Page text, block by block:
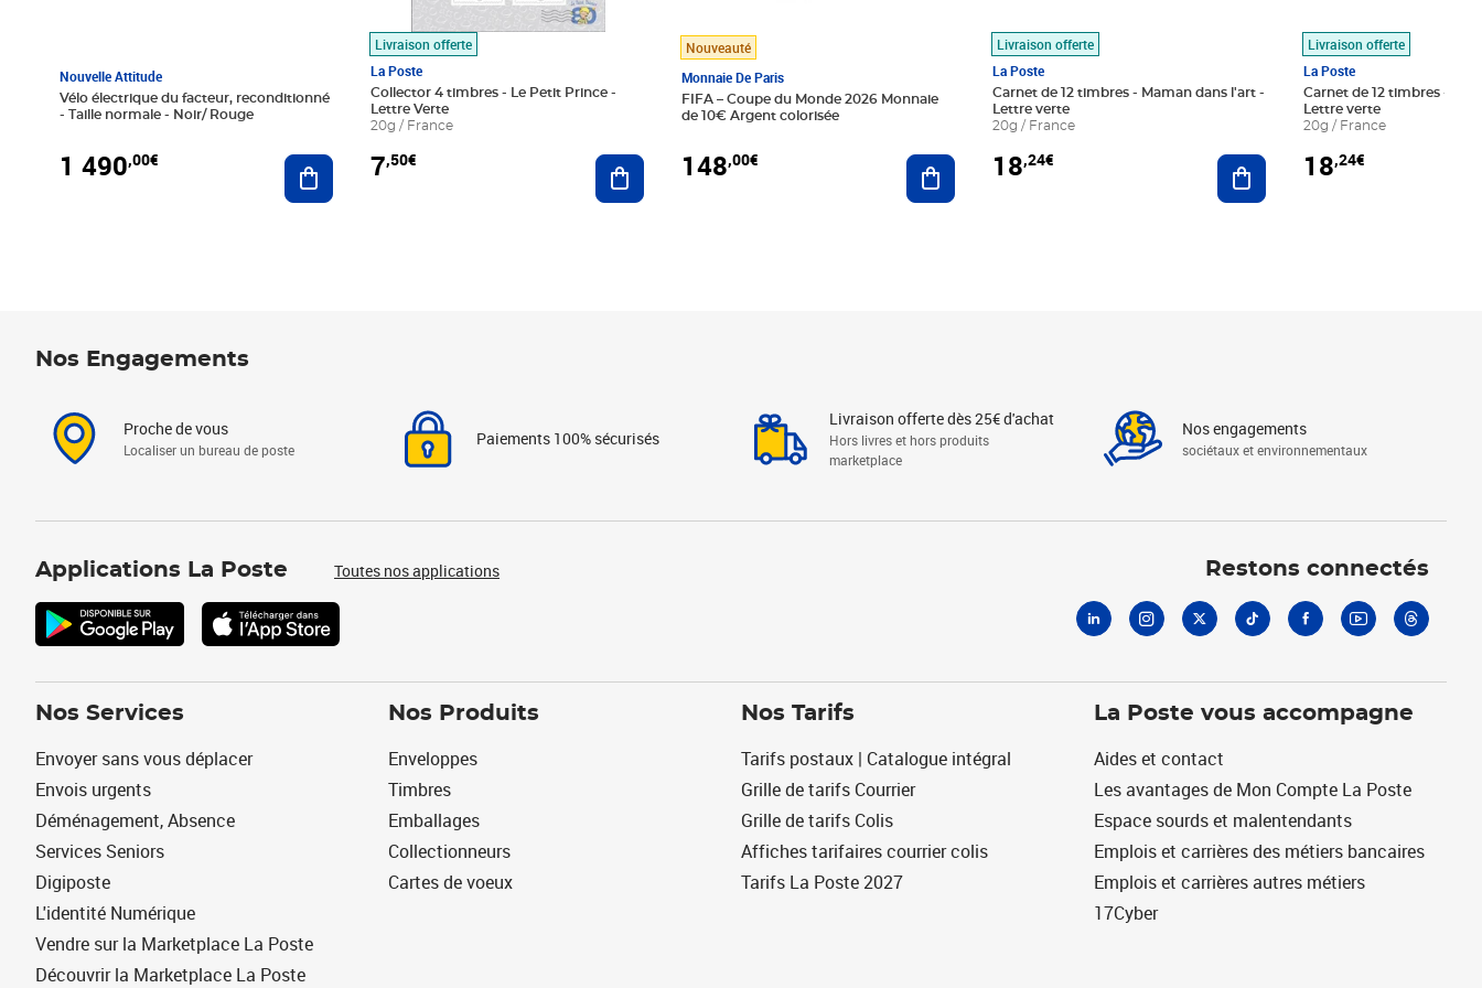
Nouvelle Attitude
Vélo électrique du facteur, reconditionné
- Taille normale - Noir/ Rouge
1 490,00€ Ajouter au panier
Livraison offerte
La Poste
Collector 4 timbres - Le Petit Prince -
Lettre Verte
20g / France
7,50€ Ajouter au panier
Nouveauté
Monnaie De Paris
FIFA – Coupe du Monde 2026 Monnaie
de 10€ Argent colorisée
148,00€ Ajouter au panier
Livraison offerte
La Poste
Carnet de 12 timbres - Maman dans l'art -
Lettre verte
20g / France
18,24€ Ajouter au panier
Livraison offerte
La Poste
Carnet de 12 timbres - Le
Lettre verte
20g / France
18,24€
Nos Engagements
Proche de vous
Localiser un bureau de poste
Paiements 100% sécurisés
Livraison offerte dès 25€ d'achat
Hors livres et hors produits
marketplace
Nos engagements
sociétaux et environnementaux
Applications La Poste Toutes nos applications Restons connectés
Nos Services
Envoyer sans vous déplacer
Envois urgents
Déménagement, Absence
Services Seniors
Digiposte
L'identité Numérique
Vendre sur la Marketplace La Poste
Découvrir la Marketplace La Poste
Nos Produits
Enveloppes
Timbres
Emballages
Collectionneurs
Cartes de voeux
Nos Tarifs
Tarifs postaux | Catalogue intégral
Grille de tarifs Courrier
Grille de tarifs Colis
Affiches tarifaires courrier colis
Tarifs La Poste 2027
La Poste vous accompagne
Aides et contact
Les avantages de Mon Compte La Poste
Espace sourds et malentendants
Emplois et carrières des métiers bancaires
Emplois et carrières autres métiers
17Cyber